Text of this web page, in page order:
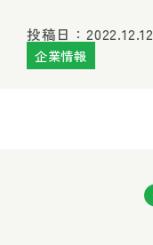
投稿日：2022.12.12
企業情報